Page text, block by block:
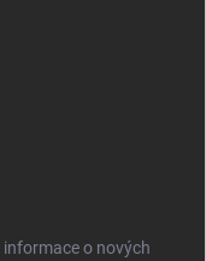
o nových